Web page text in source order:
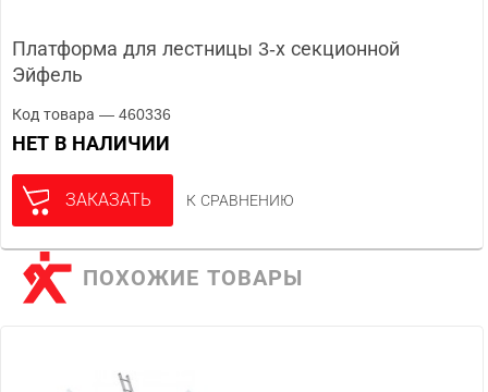
Платформа для лестницы 3-х секционной
Эйфель
Код товара — 460336
НЕТ В НАЛИЧИИ
ЗАКАЗАТЬ К СРАВНЕНИЮ
ПОХОЖИЕ ТОВАРЫ